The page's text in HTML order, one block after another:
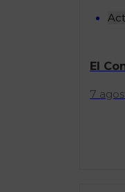
El
7